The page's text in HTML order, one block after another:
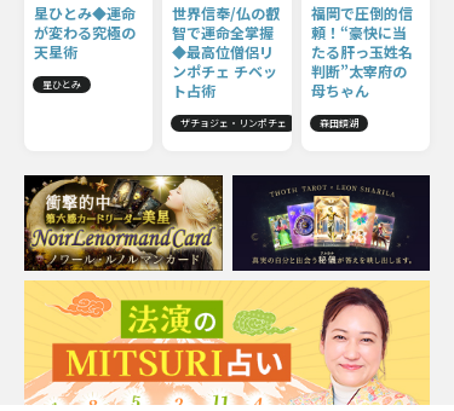
星ひとみ◆運命
が変わる究極の
天星術
星ひとみ
世界信奉/仏の叡
智で運命全掌握
◆最高位僧侶リ
ンポチェ チベッ
ト占術
ザチョジェ・リンポチェ
福岡で圧倒的信
頼！“豪快に当
たる肝っ玉姓名
判断”太宰府の
母ちゃん
森田鏡湖